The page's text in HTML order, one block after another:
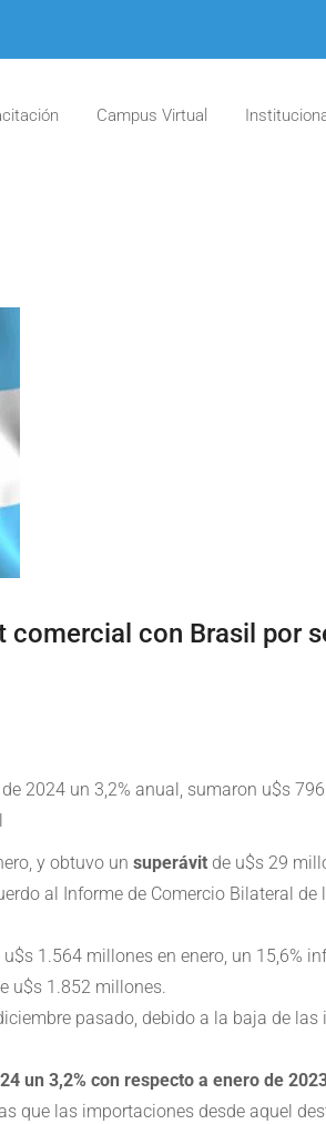
Campus Virtual
comercial con Brasil por
2024 un 3,2% anual, sumaron u$s
y obtuvo un superávit de u$s 29
al Informe de Comercio Bilateral de
1.564 millones en enero, un 15,6%
u$s 1.852 millones.
pasado, debido a la baja de las
un 3,2% con respecto a enero de
que las importaciones desde aquel